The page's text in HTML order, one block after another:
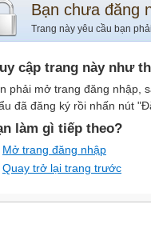
Bạn chưa đăng
Trang này yêu cầu bạn
cập trang này như
phải mở trang đăng nhập,
đã đăng ký rồi nhấn nút
làm gì tiếp theo?
Mở trang đăng nhập
Quay trở lại trang trước